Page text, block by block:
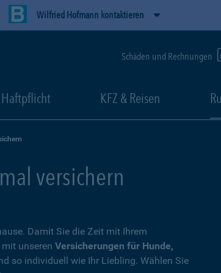
Wilfried Hofmann kontaktieren
Schäden und Rechnungen
Haftpflicht KFZ & Reisen
versichern
Damit Sie die Zeit mit Ihrem
unseren Versicherungen für Hunde,
so individuell wie Ihr Liebling. Wählen Sie